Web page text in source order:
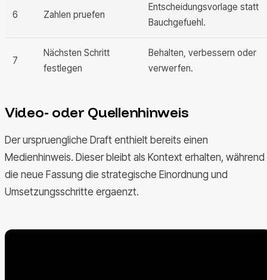
6 Zahlen pruefen
Entscheidungsvorlage statt
Bauchgefuehl.
7
Nächsten Schritt
festlegen
Behalten, verbessern oder
verwerfen.
Video- oder Quellenhinweis
Der urspruengliche Draft enthielt bereits einen
Medienhinweis. Dieser bleibt als Kontext erhalten, während
die neue Fassung die strategische Einordnung und
Umsetzungsschritte ergaenzt.